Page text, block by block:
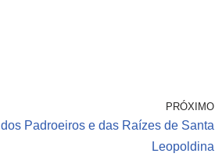
PRÓXIMO
Padroeiros e das Raízes de Santa
Leopoldina